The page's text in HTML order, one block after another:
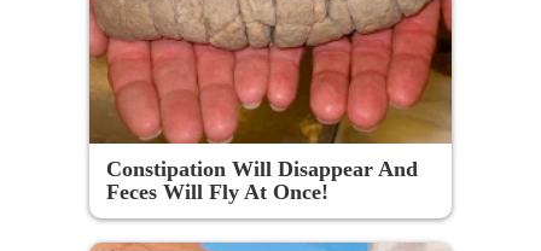
Constipation Will Disappear And
Feces Will Fly At Once!